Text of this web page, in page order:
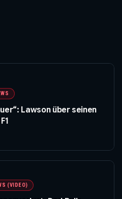
Lawson über seinen
(VIDEO)